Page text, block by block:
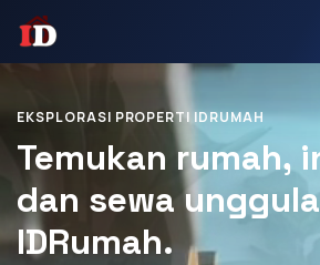
EKSPLORASI PROPERTI IDRUMAH
Temukan rumah,
dan sewa
IDRumah.